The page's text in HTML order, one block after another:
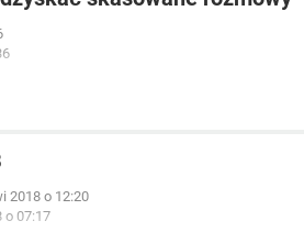
2018 o 12:20
o 07:17